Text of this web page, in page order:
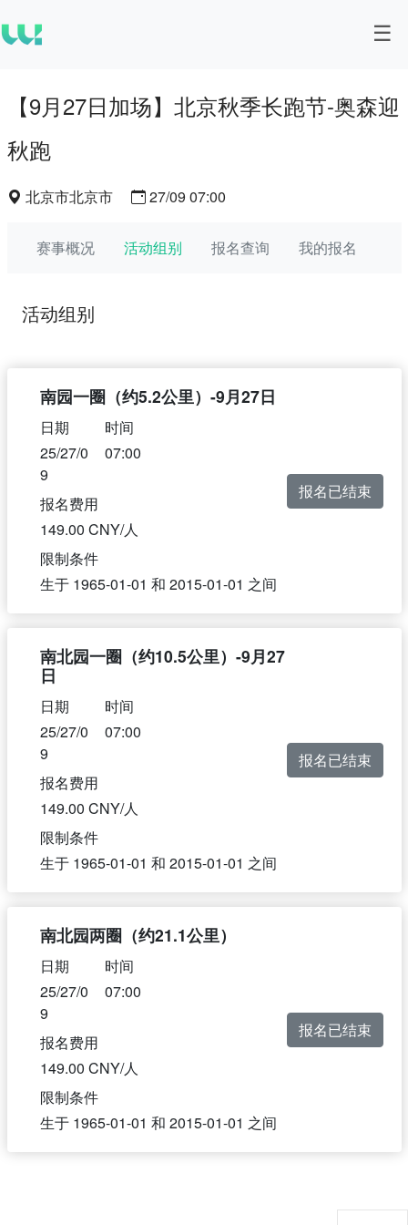
【9月27日加场】北京秋季长跑节-奥森迎
秋跑
北京市北京市 27/09 07:00
赛事概况 活动组别 报名查询 我的报名
活动组别
南园一圈（约5.2公里）-9月27日
日期
25/27/0
9
时间
07:00
报名费用
149.00 CNY/人
限制条件
生于 1965-01-01 和 2015-01-01 之间
报名已结束
南北园一圈（约10.5公里）-9月27
日
日期
25/27/0
9
时间
07:00
报名费用
149.00 CNY/人
限制条件
生于 1965-01-01 和 2015-01-01 之间
报名已结束
南北园两圈（约21.1公里）
日期
25/27/0
9
时间
07:00
报名费用
149.00 CNY/人
限制条件
生于 1965-01-01 和 2015-01-01 之间
报名已结束